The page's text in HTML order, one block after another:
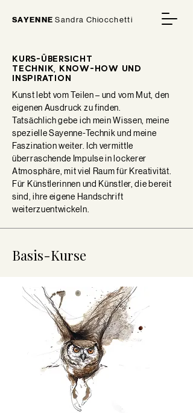
SAYENNESandra Chiocchetti
KURS-ÜBERSICHT
TECHNIK, KNOW-HOW UND
INSPIRATION
Kunst lebt vom Teilen – und vom Mut, den
eigenen Ausdruck zu finden.
Tatsächlich gebe ich mein Wissen, meine
spezielle Sayenne-Technik und meine
Faszination weiter. Ich vermittle
überraschende Impulse in lockerer
Atmosphäre, mit viel Raum für Kreativität.
Für Künstlerinnen und Künstler, die bereit
sind, ihre eigene Handschrift
weiterzuentwickeln.
Basis-Kurse